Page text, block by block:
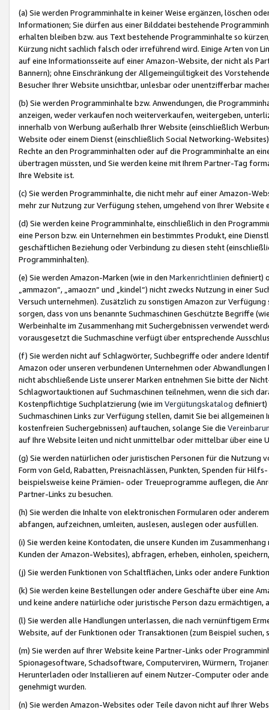
(a) Sie werden Programminhalte in keiner Weise ergänzen, löschen
Informationen; Sie dürfen aus einer Bilddatei bestehende
erhalten bleiben bzw. aus Text bestehende Programminhalte so
Kürzung nicht sachlich falsch oder irreführend wird. Einige Arten von
auf eine Informationsseite auf einer Amazon-Website, der nicht als
Bannern); ohne Einschränkung der Allgemeingültigkeit des
Besucher Ihrer Website unsichtbar, unlesbar oder unentzifferbar
(b) Sie werden Programminhalte bzw. Anwendungen, die
anzeigen, weder verkaufen noch weiterverkaufen, weitergeben,
innerhalb von Werbung außerhalb Ihrer Website (einschließlich
Website oder einem Dienst (einschließlich Social Networking-
Rechte an den Programminhalten oder auf die Programminhalte an
übertragen müssten, und Sie werden keine mit Ihrem Partner-Tag
Ihre Website ist.
(c) Sie werden Programminhalte, die nicht mehr auf einer Amazon-
mehr zur Nutzung zur Verfügung stehen, umgehend von Ihrer
(d) Sie werden keine Programminhalte, einschließlich in den
eine Person bzw. ein Unternehmen ein bestimmtes Produkt, eine
geschäftlichen Beziehung oder Verbindung zu diesen steht
Programminhalten).
(e) Sie werden Amazon-Marken (wie in den Markenrichtlinien definiert)
„ammazon“, „amaozn“ und „kindel“) nicht zwecks Nutzung in einer
Versuch unternehmen). Zusätzlich zu sonstigen Amazon zur
sorgen, dass von uns benannte Suchmaschinen Geschützte Begriffe
Werbeinhalte im Zusammenhang mit Suchergebnissen verwendet
vorausgesetzt die Suchmaschine verfügt über entsprechende
(f) Sie werden nicht auf Schlagwörter, Suchbegriffe oder andere
Amazon oder unseren verbundenen Unternehmen oder
nicht abschließende Liste unserer Marken entnehmen Sie bitte der
Schlagwortauktionen auf Suchmaschinen teilnehmen, wenn die sich
Kostenpflichtige Suchplatzierung (wie im Vergütungskatalog definiert)
Suchmaschinen Links zur Verfügung stellen, damit Sie bei
kostenfreien Suchergebnissen) auftauchen, solange Sie die
auf Ihre Website leiten und nicht unmittelbar oder mittelbar über eine
(g) Sie werden natürlichen oder juristischen Personen für die Nutzung
Form von Geld, Rabatten, Preisnachlässen, Punkten, Spenden für
beispielsweise keine Prämien- oder Treueprogramme auflegen, die
Partner-Links zu besuchen.
(h) Sie werden die Inhalte von elektronischen Formularen oder
abfangen, aufzeichnen, umleiten, auslesen, auslegen oder ausfüllen.
(i) Sie werden keine Kontodaten, die unsere Kunden im
Kunden der Amazon-Websites), abfragen, erheben, einholen,
(j) Sie werden Funktionen von Schaltflächen, Links oder andere
(k) Sie werden keine Bestellungen oder andere Geschäfte über eine
und keine andere natürliche oder juristische Person dazu
(l) Sie werden alle Handlungen unterlassen, die nach vernünftigem
Website, auf der Funktionen oder Transaktionen (zum Beispiel
(m) Sie werden auf Ihrer Website keine Partner-Links oder
Spionagesoftware, Schadsoftware, Computerviren, Würmern,
Herunterladen oder Installieren auf einem Nutzer-Computer oder
genehmigt wurden.
(n) Sie werden Amazon-Websites oder Teile davon nicht auf Ihrer